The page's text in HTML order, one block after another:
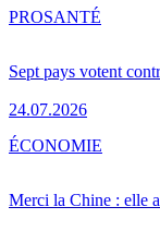
Sept pays votent
24.07.2026
PROSANTÉ
Merci la Chine : elle
ÉCONOMIE